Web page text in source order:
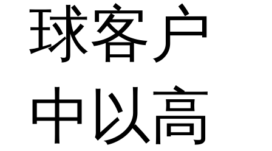
球客户
中以高